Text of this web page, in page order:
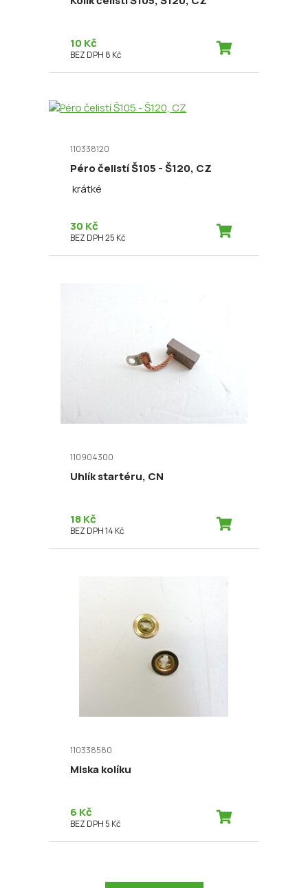
10 Kč
BEZ DPH 8 Kč
110338120
Péro čelistí Š105 - Š120, CZ
krátké
30 Kč
BEZ DPH 25 Kč
110904300
Uhlík startéru, CN
18 Kč
BEZ DPH 14 Kč
110338580
Miska kolíku
6 Kč
BEZ DPH 5 Kč